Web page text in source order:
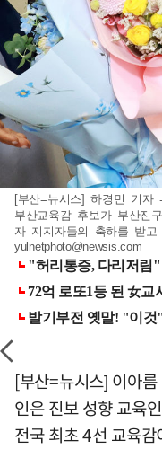
[부산=뉴시스] 하경민 기자
부산교육감 후보가 부산진
자 지지자들의 축하를 받고
yulnetphoto@newsis.com
[부산=뉴시스] 이아
인은 진보 성향 교육
전국 최초 4선 교육감